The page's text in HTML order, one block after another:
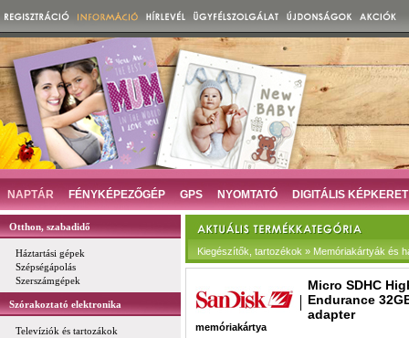
NAPTÁR FÉNYKÉPEZŐGÉP GPS NYOMTATÓ DIGITÁLIS KÉPKERET
Otthon, szabadidő
Háztartási gépek
Szépségápolás
Szerszámgépek
Szórakoztató elektronika
Televíziók és tartozákok
Kiegészítők, tartozékok » Memóriakártyák és
Micro SDHC
Endurance
adapter
memóriakártya